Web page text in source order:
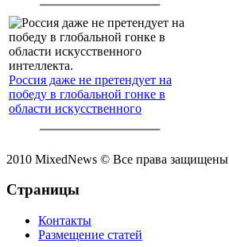
Россия даже не претендует на
победу в глобальной гонке в
области искусственного
2010 MixedNews © Все права защищены
Страницы
Контакты
Размещение статей